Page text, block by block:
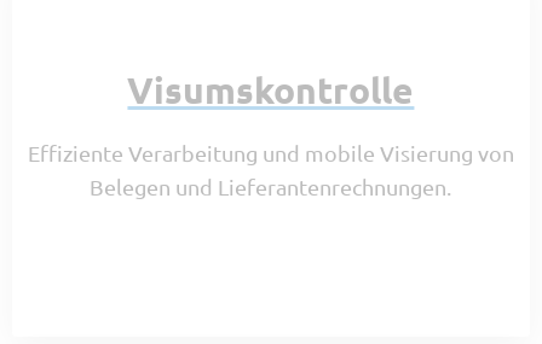
Visumskontrolle
Effiziente Verarbeitung und mobile Visierung von
Belegen und Lieferantenrechnungen.